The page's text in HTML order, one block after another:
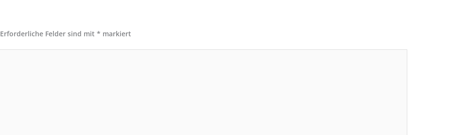
Erforderliche Felder sind mit * markiert